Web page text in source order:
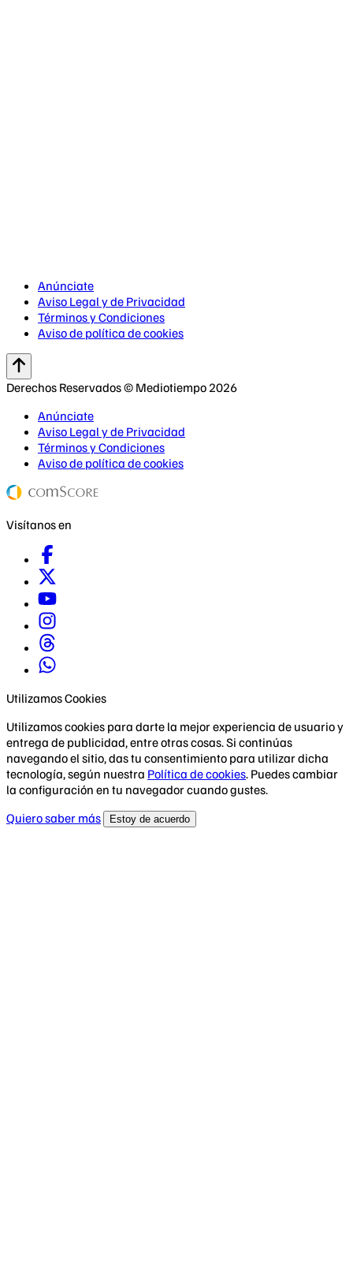
Anúnciate
Aviso Legal y de Privacidad
Términos y Condiciones
Aviso de política de cookies
Derechos Reservados © Mediotiempo 2026
Anúnciate
Aviso Legal y de Privacidad
Términos y Condiciones
Aviso de política de cookies
Visítanos en
Utilizamos Cookies
Utilizamos cookies para darte la mejor experiencia de usuario y
entrega de publicidad, entre otras cosas. Si continúas
navegando el sitio, das tu consentimiento para utilizar dicha
tecnología, según nuestra Política de cookies. Puedes cambiar
la configuración en tu navegador cuando gustes.
Quiero saber más
Estoy de acuerdo